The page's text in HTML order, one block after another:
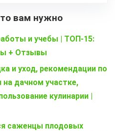
вам нужно
и учебы | ТОП-15:
+ Отзывы
и уход, рекомендации по
дачном участке,
кулинарии |
саженцы плодовых